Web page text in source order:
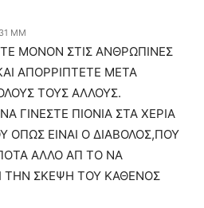
ΜΜ
ΜΟΝΟΝ ΣΤΙΣ ΑΝΘΡΩΠΙΝΕΣ
ΑΠΟΡΡΙΠΤΕΤΕ ΜΕΤΑ
ΤΟΥΣ ΑΛΛΟΥΣ.
ΓΙΝΕΣΤΕ ΠΙΟΝΙΑ ΣΤΑ ΧΕΡΙΑ
ΟΠΩΣ ΕΙΝΑΙ Ο ΔΙΑΒΟΛΟΣ,ΠΟΥ
ΑΛΛΟ ΑΠ ΤΟ ΝΑ
ΤΗΝ ΣΚΕΨΗ ΤΟΥ ΚΑΘΕΝΟΣ